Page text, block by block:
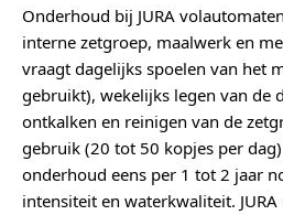
Onderhoud bij JURA
interne zetgroep, maalwerk en
vraagt dagelijks spoelen van het
gebruikt), wekelijks legen van de
ontkalken en reinigen van de
gebruik (20 tot 50 kopjes per
onderhoud eens per 1 tot 2 jaar
intensiteit en waterkwaliteit.